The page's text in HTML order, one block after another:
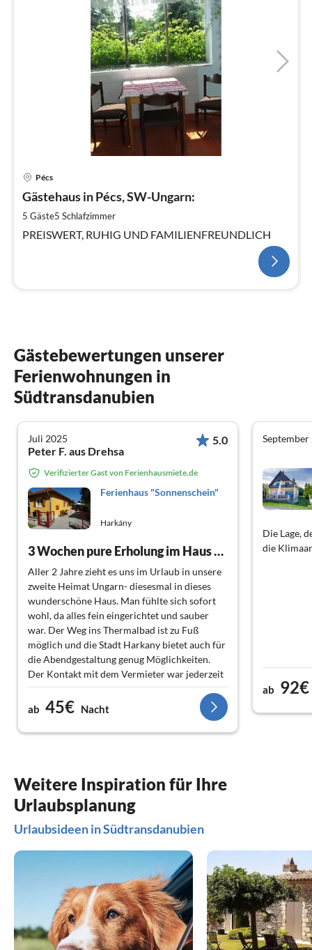
Pécs
Gästehaus in Pécs, SW-Ungarn:
5 Gäste5 Schlafzimmer
PREISWERT, RUHIG UND FAMILIENFREUNDLICH
Gästebewertungen unserer
Ferienwohnungen in
Südtransdanubien
Juli 2025
Peter F. aus Drehsa
5.0
Verifizierter Gast von Ferienhausmiete.de
Ferienhaus "Sonnenschein"
Harkány
3 Wochen pure Erholung im Haus Sonnenschein!
Aller 2 Jahre zieht es uns im Urlaub in unsere
zweite Heimat Ungarn- diesesmal in dieses
wunderschöne Haus. Man fühlte sich sofort
wohl, da alles fein eingerichtet und sauber
war. Der Weg ins Thermalbad ist zu Fuß
möglich und die Stadt Harkany bietet auch für
die Abendgestaltung genug Möglichkeiten.
Der Kontakt mit dem Vermieter war jederzeit
gegeben und sehr freundlich !
ab 45€ Nacht
September
Die Lage,
die
ab 92€
Weitere Inspiration für Ihre
Urlaubsplanung
Urlaubsideen in Südtransdanubien